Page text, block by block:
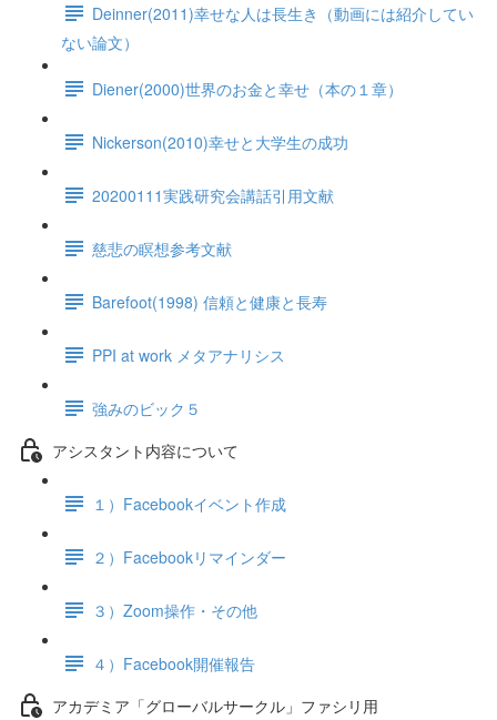
Deinner(2011)幸せな人は長生き（動画には紹介してい
ない論文）
Diener(2000)世界のお金と幸せ（本の１章）
Nickerson(2010)幸せと大学生の成功
20200111実践研究会講話引用文献
慈悲の瞑想参考文献
Barefoot(1998) 信頼と健康と長寿
PPI at work メタアナリシス
強みのビック５
アシスタント内容について
１）Facebookイベント作成
２）Facebookリマインダー
３）Zoom操作・その他
４）Facebook開催報告
アカデミア「グローバルサークル」ファシリ用